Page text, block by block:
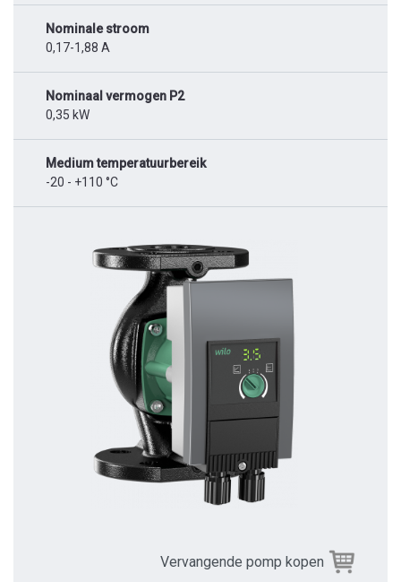
Nominale stroom
0,17-1,88 A
Nominaal vermogen P2
0,35 kW
Medium temperatuurbereik
-20 - +110 °C
Vervangende pomp kopen